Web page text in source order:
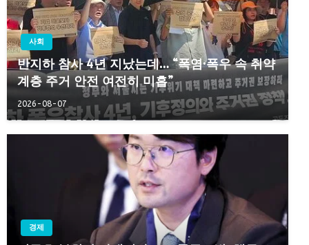
사회
반지하 참사 4년 지났는데… “폭염·폭우 속 취약
계층 주거 안전 여전히 미흡”
2026-08-07
경제